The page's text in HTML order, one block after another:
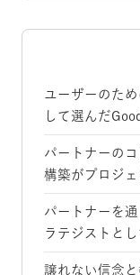
ユーザーのた
して選んだ
パートナーの
構築がプロジ
パートナーを
ラテジストと
譲れない信念